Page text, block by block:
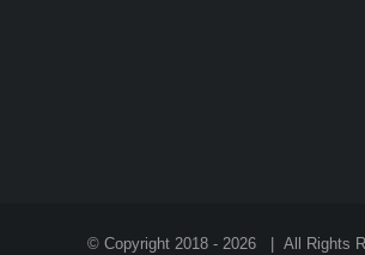
© Copyright 2018 - 2026 | All Rights